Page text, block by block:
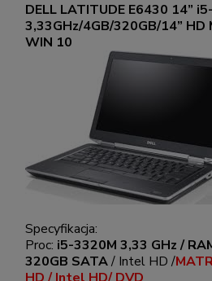
DELL LATITUDE E6430 14”
3,33GHz/4GB/320GB/14” HD
WIN 10
Specyfikacja:
Proc: i5-3320M 3,33 GHz /
320GB SATA/ Intel HD /